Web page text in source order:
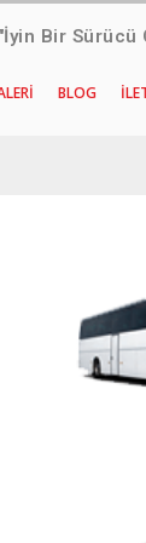
"İyin Bir Sürücü
BLOG